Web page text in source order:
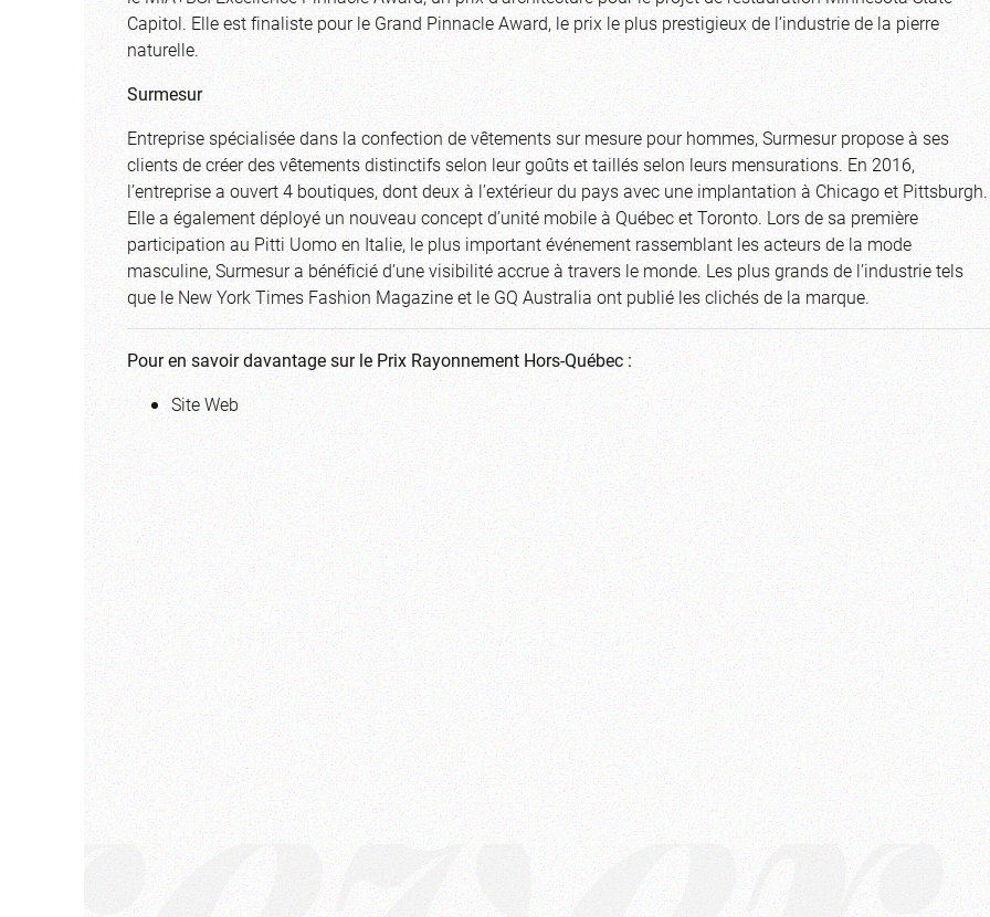
Capitol. Elle est finaliste pour le Grand Pinnacle Award, le prix le plus prestigieux de l’industrie de la pierre
naturelle.
Surmesur
Entreprise spécialisée dans la confection de vêtements sur mesure pour hommes, Surmesur propose à ses
clients de créer des vêtements distinctifs selon leur goûts et taillés selon leurs mensurations. En 2016,
l’entreprise a ouvert 4 boutiques, dont deux à l’extérieur du pays avec une implantation à Chicago et Pittsburgh.
Elle a également déployé un nouveau concept d’unité mobile à Québec et Toronto. Lors de sa première
participation au Pitti Uomo en Italie, le plus important événement rassemblant les acteurs de la mode
masculine, Surmesur a bénéficié d’une visibilité accrue à travers le monde. Les plus grands de l’industrie tels
que le New York Times Fashion Magazine et le GQ Australia ont publié les clichés de la marque.
Pour en savoir davantage sur le Prix Rayonnement Hors-Québec :
Site Web